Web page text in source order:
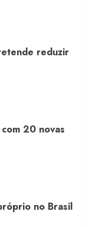
reduzir
20 novas
no Brasil